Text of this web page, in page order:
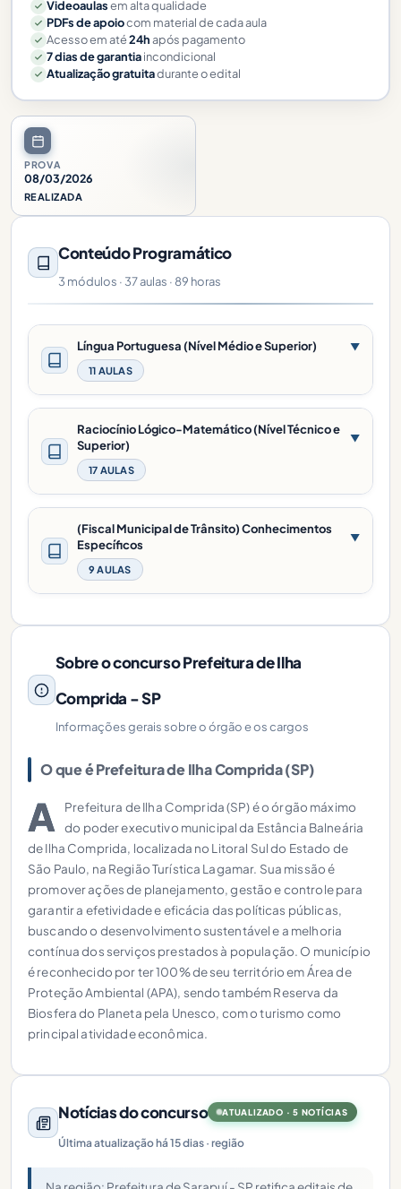
PROVA
08/03/2026
REALIZADA
Conteúdo Programático
3 módulos · 37 aulas · 89 horas
Língua Portuguesa (Nível Médio e Superior)
11 AULAS
▼
Raciocínio Lógico-Matemático (Nível Técnico e
Superior)
17 AULAS
▼
(Fiscal Municipal de Trânsito) Conhecimentos
Específicos
9 AULAS
▼
Sobre o concurso Prefeitura de Ilha
Comprida - SP
Informações gerais sobre o órgão e os cargos
O que é Prefeitura de Ilha Comprida (SP)
A
Prefeitura de Ilha Comprida (SP) é o órgão máximo
do poder executivo municipal da Estância Balneária
de Ilha Comprida, localizada no Litoral Sul do Estado de
São Paulo, na Região Turística Lagamar. Sua missão é
promover ações de planejamento, gestão e controle para
garantir a efetividade e eficácia das políticas públicas,
buscando o desenvolvimento sustentável e a melhoria
contínua dos serviços prestados à população. O município
é reconhecido por ter 100% de seu território em Área de
Proteção Ambiental (APA), sendo também Reserva da
Biosfera do Planeta pela Unesco, com o turismo como
principal atividade econômica.
Notícias do concurso ATUALIZADO · 5 NOTÍCIAS
Última atualização há 15 dias · região
Videoaulasem alta qualidade
PDFs de apoiocom material de cada aula
Acesso em até24hapós pagamento
7 dias de garantiaincondicional
Atualização gratuitadurante o edital